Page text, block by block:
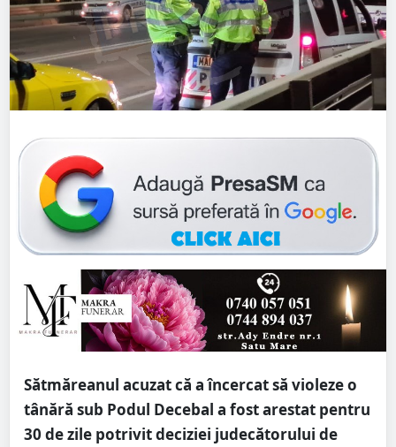
Sătmăreanul acuzat că a încercat să violeze o
tânără sub Podul Decebal a fost arestat pentru
30 de zile potrivit deciziei judecătorului de